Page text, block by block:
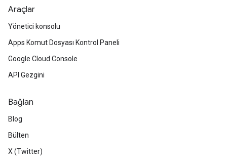
Araçlar
Yönetici konsolu
Apps Komut Dosyası Kontrol Paneli
Google Cloud Console
API Gezgini
Bağlan
Blog
Bülten
X (Twitter)